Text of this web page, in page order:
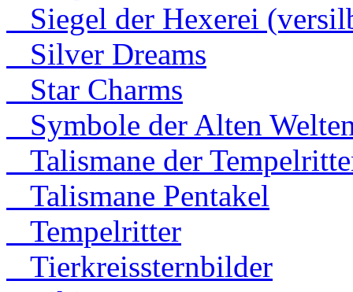
Siegel der Hexerei
Silver Dreams
Star Charms
Symbole der Alten
Talismane der
Talismane Pentakel
Tempelritter
Tierkreissternbilder